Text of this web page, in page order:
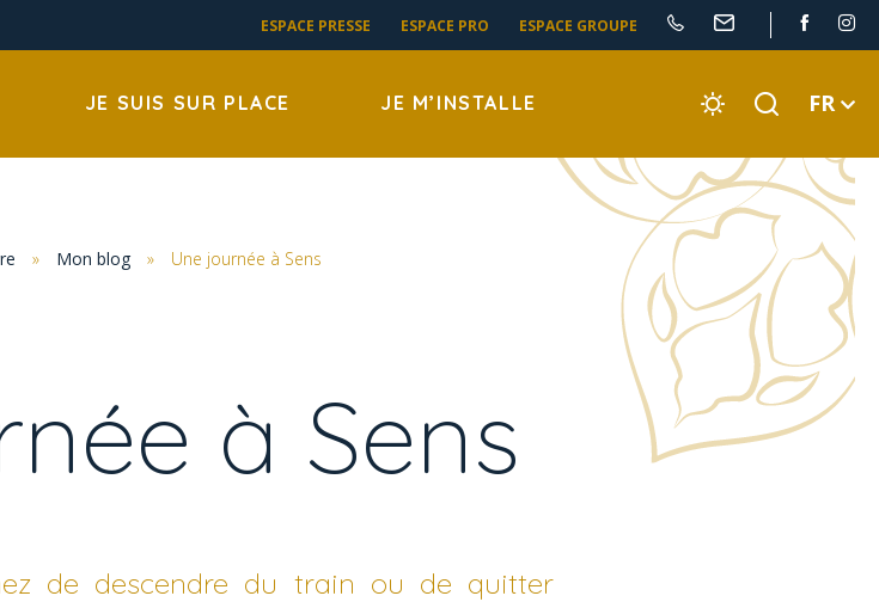
ESPACE PRESSE ESPACE PRO ESPACE GROUPE
JE SUIS SUR PLACE JE M’INSTALLE FR
» Mon blog » Une journée à Sens
à Sens
de descendre du train ou de quitter